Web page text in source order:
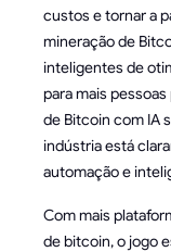
custos e tornar a
mineração de
inteligentes de
para mais
de Bitcoin com IA
indústria está
automação e
Com mais
de bitcoin, o jogo